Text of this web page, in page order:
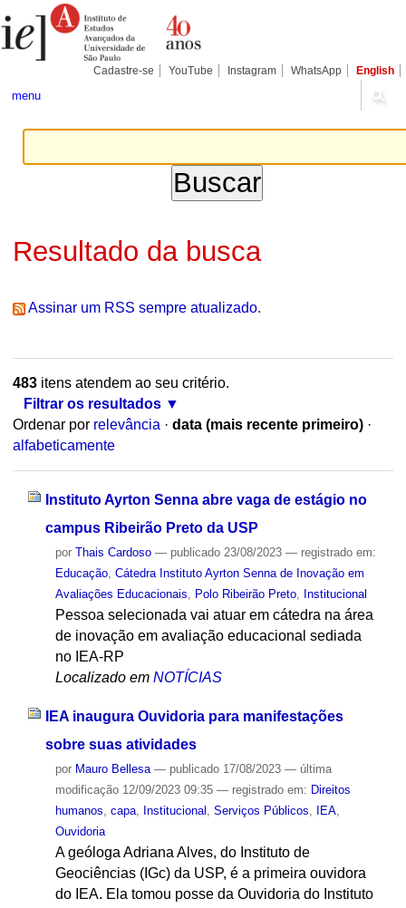
para
conteúdo.
Pessoais
Cadastre-se YouTube Instagram WhatsApp English
menu
Resultado da busca
Assinar um RSS sempre atualizado.
483itens atendem ao seu critério.
Filtrar os resultados
Ordenar por relevância · data (mais recente primeiro) ·
alfabeticamente
Instituto Ayrton Senna abre vaga de estágio no
campus Ribeirão Preto da USP
por Thais Cardoso — publicado23/08/2023 — registrado em:
Educação, Cátedra Instituto Ayrton Senna de Inovação em
Avaliações Educacionais
Polo Ribeirão Preto, Institucional
Pessoa selecionada vai atuar em cátedra na área
de inovação em avaliação educacional sediada
no IEA-RP
Localizado em NOTÍCIAS
IEA inaugura Ouvidoria para manifestações
sobre suas atividades
por Mauro Bellesa — publicado17/08/2023 — última
modificação12/09/2023 09:35 — registrado em: Direitos
humanos capa, Institucional Serviços Públicos IEA,
Ouvidoria
A geóloga Adriana Alves, do Instituto de
Geociências (IGc) da USP, é a primeira ouvidora
do IEA. Ela tomou posse da Ouvidoria do Instituto